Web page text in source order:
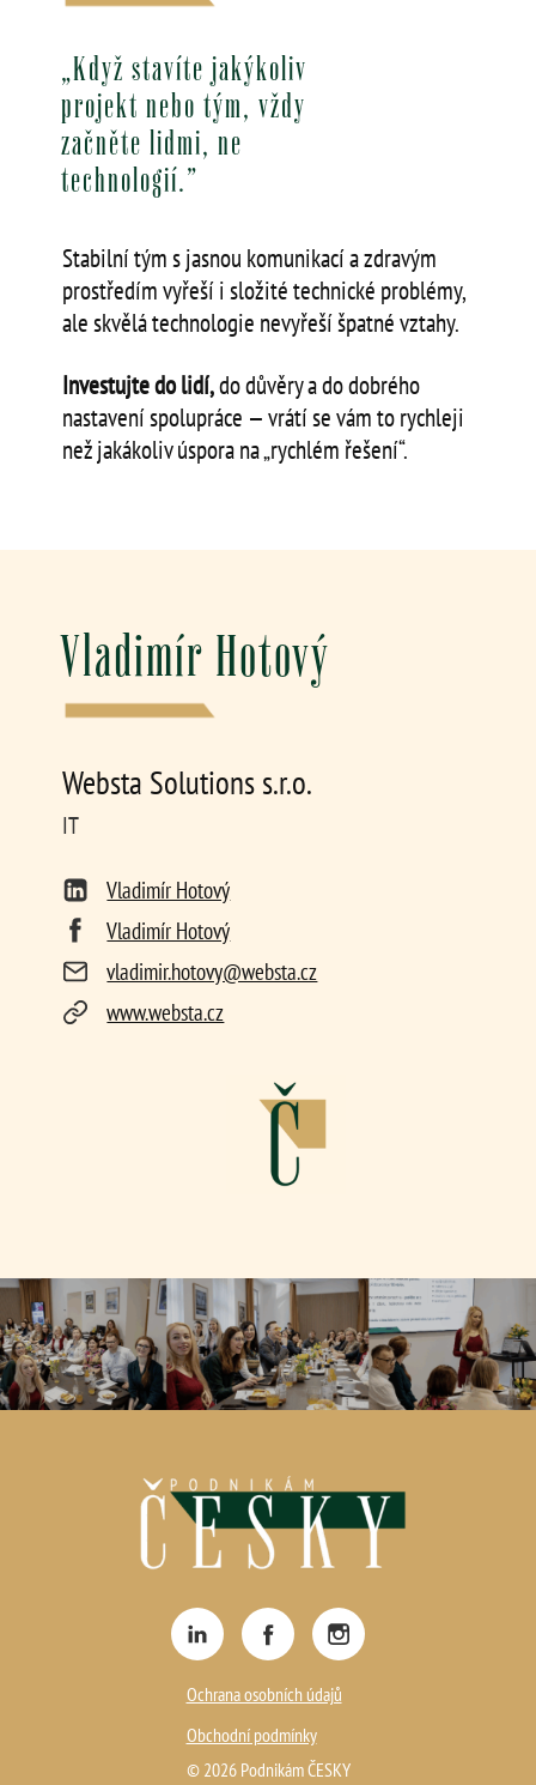
„Když stavíte jakýkoliv
projekt nebo tým, vždy
začněte lidmi, ne
technologií.”
Stabilní tým s jasnou komunikací a zdravým
prostředím vyřeší i složité technické problémy,
ale skvělá technologie nevyřeší špatné vztahy.
Investujte do lidí,do důvěry a do dobrého
nastavení spolupráce — vrátí se vám to rychleji
než jakákoliv úspora na „rychlém řešení“.
Vladimír Hotový
Websta Solutions s.r.o.
IT
Vladimír Hotový
Vladimír Hotový
vladimir.hotovy@websta.cz
www.websta.cz
Ochrana osobních údajů
Obchodní podmínky
© 2026 Podnikám ČESKY